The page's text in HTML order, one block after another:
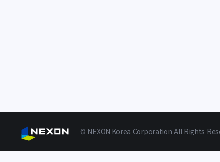
© NEXON Korea Corporation All Rights